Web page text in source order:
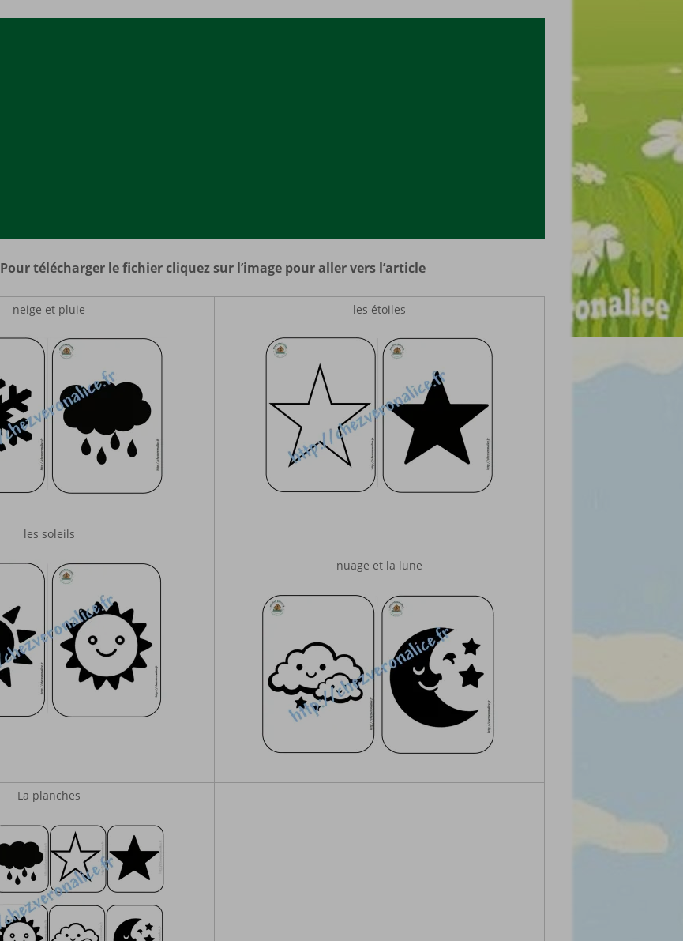
Pour télécharger le fichier cliquez sur l’image pour aller vers l’article
neige et pluie les étoiles
les soleils
nuage et la lune
La planches